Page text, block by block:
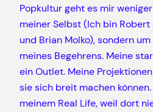
Popkultur geht es mir
meiner Selbst (Ich bin Robert
und Brian Molko), sondern
meines Begehrens. Meine
ein Outlet. Meine
sie sich breit machen
meinem Real Life, weil dort